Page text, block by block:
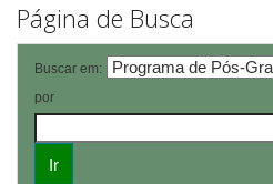
Página de Busca
Buscar em:
por